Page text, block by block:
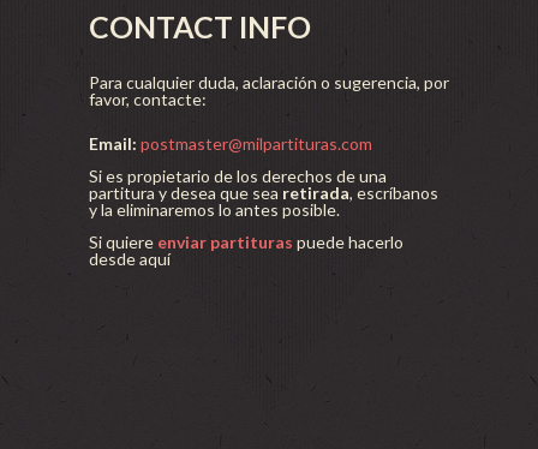
CONTACT INFO
Para cualquier duda, aclaración o sugerencia, por
favor, contacte:
Email: postmaster@milpartituras.com
Si es propietario de los derechos de una
partitura y desea que sea retirada, escríbanos
y la eliminaremos lo antes posible.
Si quiere enviar partituras puede hacerlo
desde aquí